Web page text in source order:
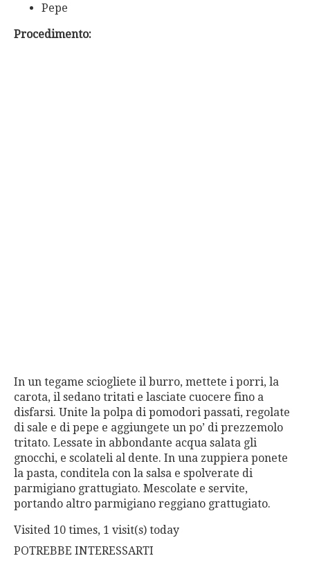
Pepe
Procedimento:
In un tegame sciogliete il burro, mettete i porri, la
carota, il sedano tritati e lasciate cuocere fino a
disfarsi. Unite la polpa di pomodori passati, regolate
di sale e di pepe e aggiungete un po’ di prezzemolo
tritato. Lessate in abbondante acqua salata gli
gnocchi, e scolateli al dente. In una zuppiera ponete
la pasta, conditela con la salsa e spolverate di
parmigiano grattugiato. Mescolate e servite,
portando altro parmigiano reggiano grattugiato.
Visited 10 times, 1 visit(s) today
POTREBBE INTERESSARTI